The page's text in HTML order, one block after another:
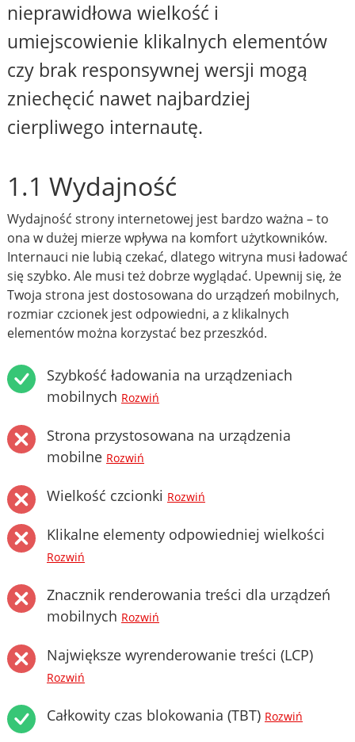
nieprawidłowa wielkość i
umiejscowienie klikalnych elementów
czy brak responsywnej wersji mogą
zniechęcić nawet najbardziej
cierpliwego internautę.
1.1 Wydajność
Wydajność strony internetowej jest bardzo ważna – to
ona w dużej mierze wpływa na komfort użytkowników.
Internauci nie lubią czekać, dlatego witryna musi ładować
się szybko. Ale musi też dobrze wyglądać. Upewnij się, że
Twoja strona jest dostosowana do urządzeń mobilnych,
rozmiar czcionek jest odpowiedni, a z klikalnych
elementów można korzystać bez przeszkód.
Szybkość ładowania na urządzeniach
mobilnych Rozwiń
Strona przystosowana na urządzenia
mobilne Rozwiń
Wielkość czcionki Rozwiń
Klikalne elementy odpowiedniej wielkości
Rozwiń
Znacznik renderowania treści dla urządzeń
mobilnych Rozwiń
Największe wyrenderowanie treści (LCP)
Rozwiń
Całkowity czas blokowania (TBT) Rozwiń